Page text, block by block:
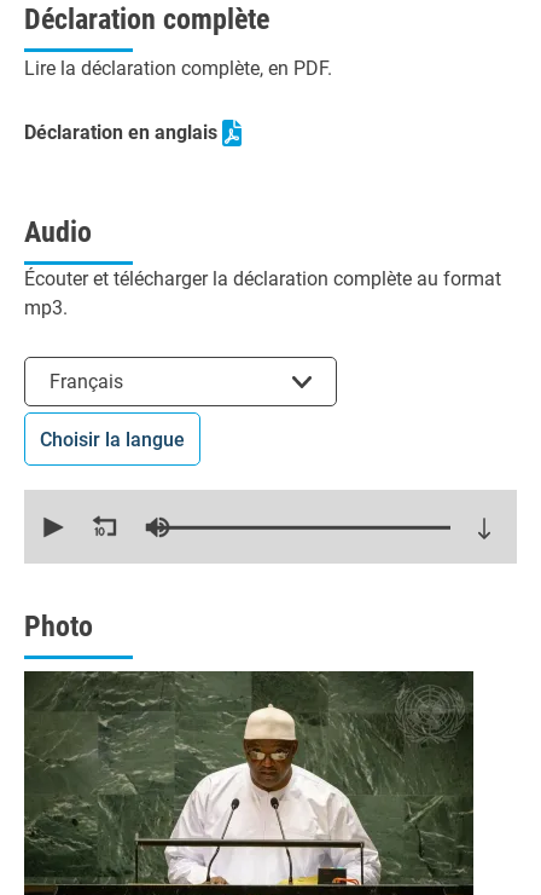
Déclaration complète
Lire la déclaration complète, en PDF.
Déclaration en anglais
Audio
Écouter et télécharger la déclaration complète au format
mp3.
Français
Choisir la langue
seconds
seconds
Photo